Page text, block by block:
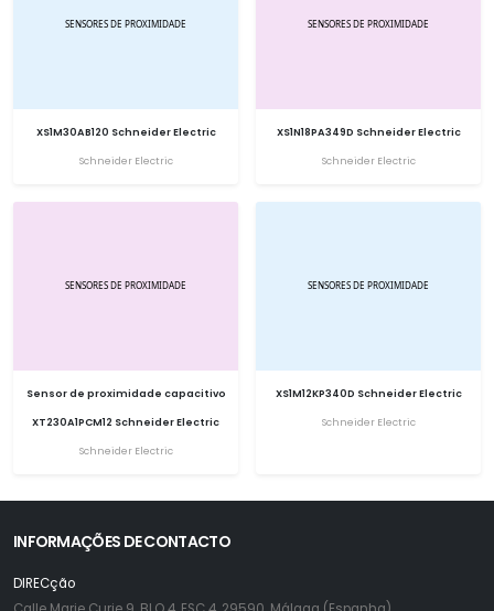
XS1M30AB120 Schneider Electric
Schneider Electric
XS1N18PA349D Schneider Electric
Schneider Electric
Sensor de proximidade capacitivo
XT230A1PCM12 Schneider Electric
Schneider Electric
XS1M12KP340D Schneider Electric
Schneider Electric
INFORMAÇÕES DE CONTACTO
DIRECção